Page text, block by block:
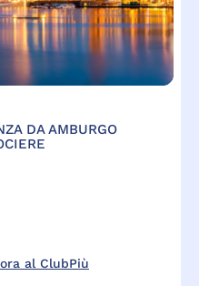
DA AMBURGO
al ClubPiù